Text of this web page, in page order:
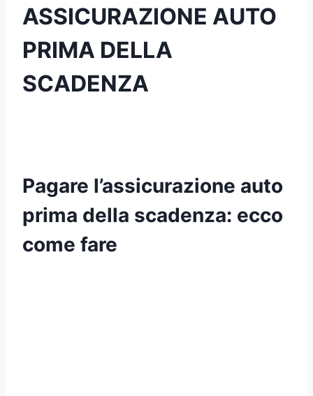
ASSICURAZIONE AUTO
PRIMA DELLA
SCADENZA
Pagare l’assicurazione auto
prima della scadenza: ecco
come fare